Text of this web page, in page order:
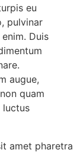
eu
pulvinar
Duis
augue,
quam
luctus
amet pharetra